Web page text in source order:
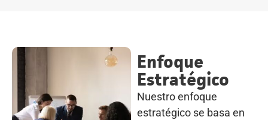
Enfoque
Estratégico
Nuestro enfoque
estratégico se basa en